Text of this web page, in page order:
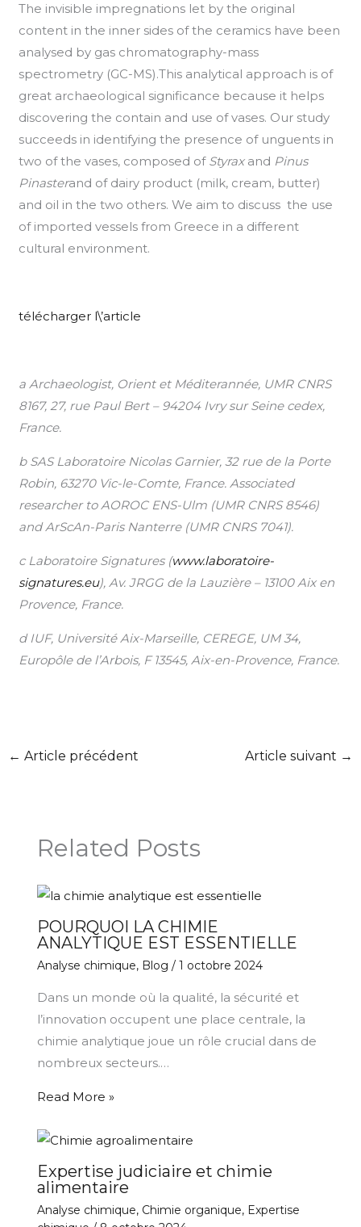
The invisible impregnations let by the original
content in the inner sides of the ceramics have been
analysed by gas chromatography-mass
spectrometry (GC-MS).This analytical approach is of
great archaeological significance because it helps
discovering the contain and use of vases. Our study
succeeds in identifying the presence of unguents in
two of the vases, composed of Styrax and Pinus
Pinasterand of dairy product (milk, cream, butter)
and oil in the two others. We aim to discuss the use
of imported vessels from Greece in a different
cultural environment.
télécharger l\’article
a Archaeologist, Orient et Méditerannée, UMR CNRS
8167, 27, rue Paul Bert – 94204 Ivry sur Seine cedex,
France.
b SAS Laboratoire Nicolas Garnier, 32 rue de la Porte
Robin, 63270 Vic-le-Comte, France.Associated
researcher to AOROC ENS-Ulm (UMR CNRS 8546)
and ArScAn-Paris Nanterre (UMR CNRS 7041).
c Laboratoire Signatures (www.laboratoire-
signatures.eu), Av. JRGG de la Lauzière – 13100 Aix en
Provence, France.
d IUF, Université Aix-Marseille, CEREGE, UM 34,
Europôle de l’Arbois, F 13545, Aix-en-Provence, France.
← Article précédent Article suivant →
Related Posts
POURQUOI LA CHIMIE
ANALYTIQUE EST ESSENTIELLE
Analyse chimique, Blog / 1 octobre 2024
Dans un monde où la qualité, la sécurité et
l’innovation occupent une place centrale, la
chimie analytique joue un rôle crucial dans de
nombreux secteurs.…
Read More »
Expertise judiciaire et chimie
alimentaire
Analyse chimique, Chimie organique, Expertise